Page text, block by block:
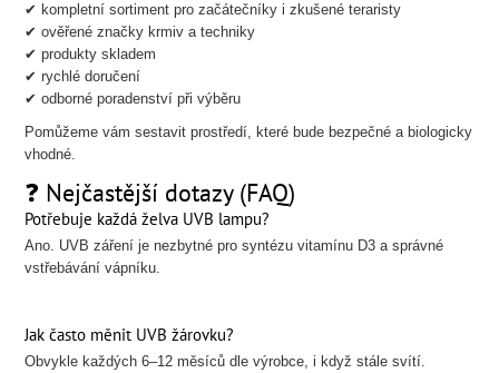
✔ kompletní sortiment pro začátečníky i zkušené teraristy
✔ ověřené značky krmiv a techniky
✔ produkty skladem
✔ rychlé doručení
✔ odborné poradenství při výběru
Pomůžeme vám sestavit prostředí, které bude bezpečné a biologicky
vhodné.
❓ Nejčastější dotazy (FAQ)
Potřebuje každá želva UVB lampu?
Ano. UVB záření je nezbytné pro syntézu vitamínu D3 a správné
vstřebávání vápníku.
Jak často měnit UVB žárovku?
Obvykle každých 6–12 měsíců dle výrobce, i když stále svítí.